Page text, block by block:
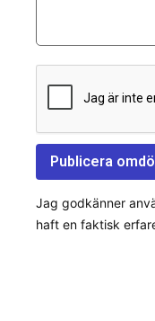
Jag godkänner
haft en faktisk